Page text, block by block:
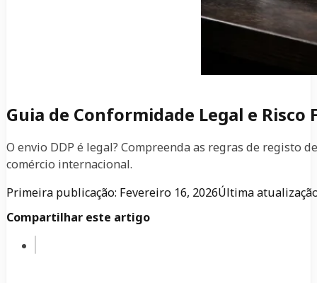
Guia de Conformidade Legal e Risco
O envio DDP é legal? Compreenda as regras de registo
comércio internacional.
Primeira publicação: Fevereiro 16, 2026Última
Compartilhar este artigo